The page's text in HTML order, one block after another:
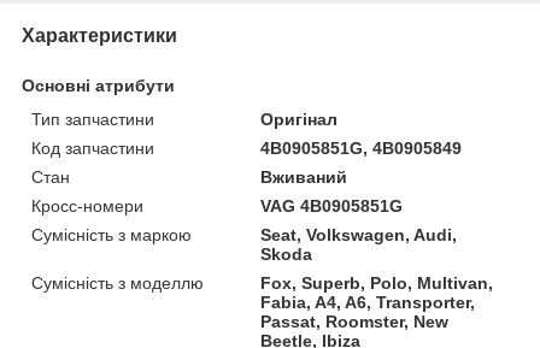
Характеристики
Основні атрибути
Тип запчастини
Оригінал
Код запчастини
4B0905851G, 4B0905849
Стан
Вживаний
Кросс-номери
VAG 4B0905851G
Сумісність з маркою
Seat, Volkswagen, Audi,
Skoda
Сумісність з моделлю
Fox, Superb, Polo, Multivan,
Fabia, A4, A6, Transporter,
Passat, Roomster, New
Beetle, Ibiza